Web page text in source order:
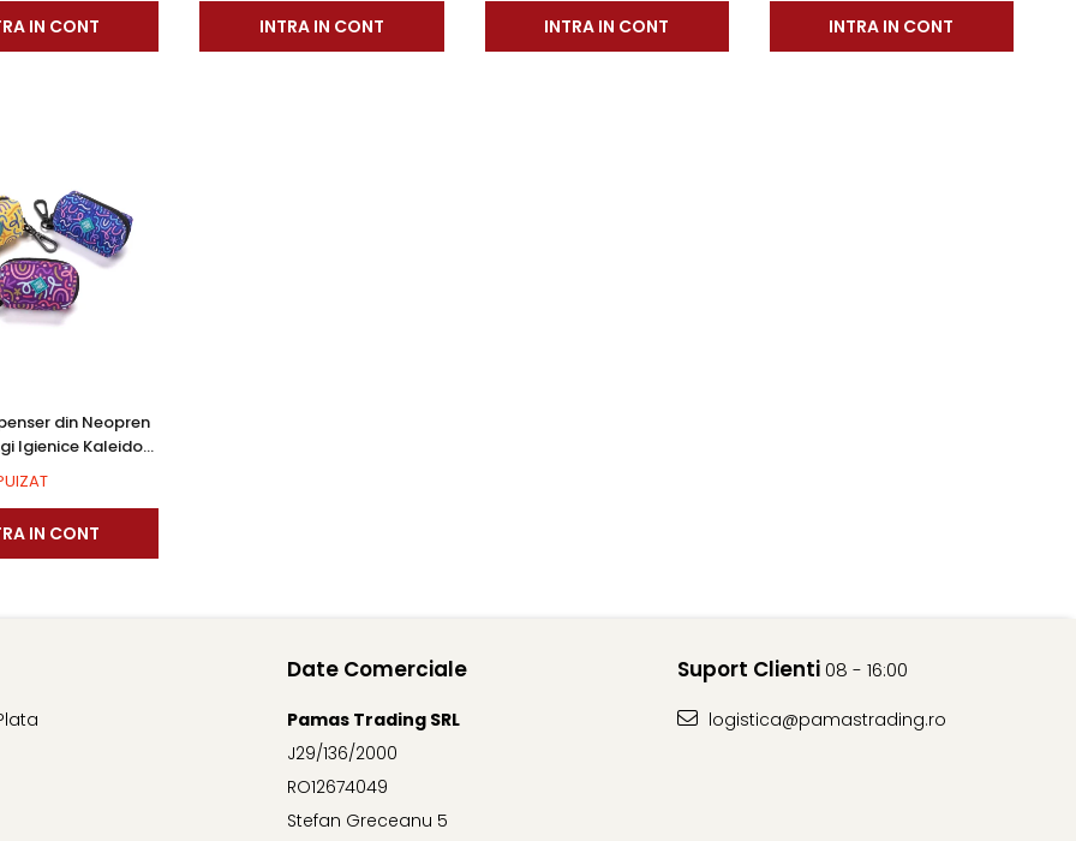
IN CONT INTRA IN CONT INTRA IN CONT INTRA IN CONT
din Neopren
Igienice Kaleido
IN CONT
Date Comerciale
Pamas Trading SRL
J29/136/2000
RO12674049
Stefan Greceanu 5
Suport Clienti08 - 16:00
logistica@pamastrading.ro